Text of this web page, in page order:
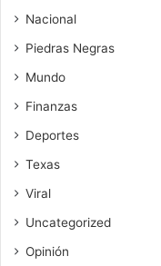
Nacional
Piedras Negras
Mundo
Finanzas
Deportes
Texas
Viral
Uncategorized
Opinión